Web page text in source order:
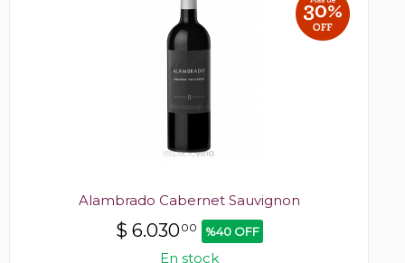
Alambrado Cabernet Sauvignon
$ 6.03000 %40 OFF
En stock